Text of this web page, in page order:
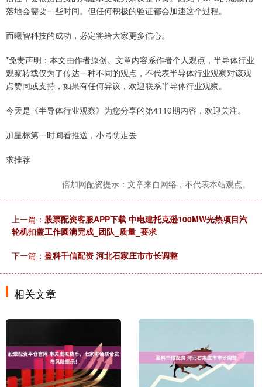
落地会需要一些时间。但任何积极的验证都会加速这个过程。
而曦智科技的成功，必定将给大家更多信心。
*免责声明：本文由作者原创。文章内容系作者个人观点，半导体行业
观察转载仅为了传达一种不同的观点，不代表半导体行业观察对该观
点赞同或支持，如果有任何异议，欢迎联系半导体行业观察。
今天是《半导体行业观察》为您分享的第4110期内容，欢迎关注。
加星标第一时间看推送，小号防走丢
求推荐
倍加网配资提示：文章来自网络，不代表本站观点。
上一篇： 股票配资客服APP下载 中电建托克逊100MW光热项目汽
轮机扣盖工作圆满完成_团队_质量_要求
下一篇： 盈科千信配资 河北石家庄市市长调整
相关文章